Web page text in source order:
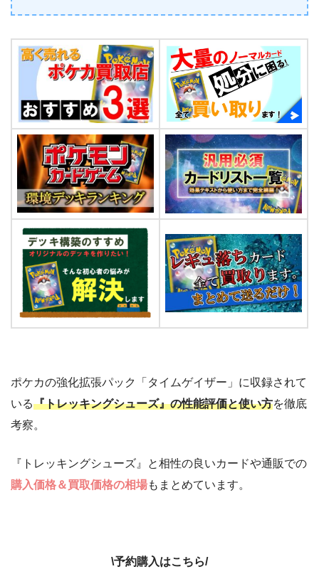
ポケカの強化拡張パック「タイムゲイザー」に収録されて
いる『トレッキングシューズ』の性能評価と使い方を徹底
考察。
『トレッキングシューズ』と相性の良いカードや通販での
購入価格＆買取価格の相場もまとめています。
\予約購入はこちら/